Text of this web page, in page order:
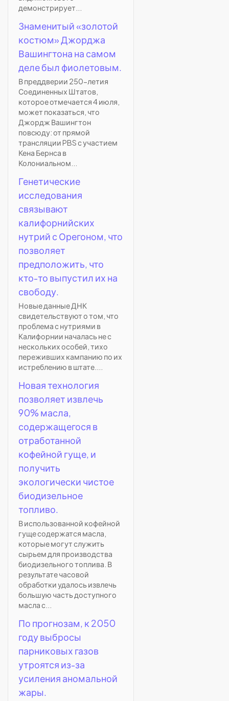
демонстрирует...
Знаменитый «золотой
костюм» Джорджа
Вашингтона на самом
деле был фиолетовым.
В преддверии 250-летия
Соединенных Штатов,
которое отмечается 4 июля,
может показаться, что
Джордж Вашингтон
повсюду: от прямой
трансляции PBS с участием
Кена Бернса в
Колониальном...
Генетические
исследования
связывают
калифорнийских
нутрий с Орегоном, что
позволяет
предположить, что
кто-то выпустил их на
свободу.
Новые данные ДНК
свидетельствуют о том, что
проблема с нутриями в
Калифорнии началась не с
нескольких особей, тихо
переживших кампанию по их
истреблению в штате....
Новая технология
позволяет извлечь
90% масла,
содержащегося в
отработанной
кофейной гуще, и
получить
экологически чистое
биодизельное
топливо.
В использованной кофейной
гуще содержатся масла,
которые могут служить
сырьем для производства
биодизельного топлива. В
результате часовой
обработки удалось извлечь
большую часть доступного
масла с...
По прогнозам, к 2050
году выбросы
парниковых газов
утроятся из-за
усиления аномальной
жары.